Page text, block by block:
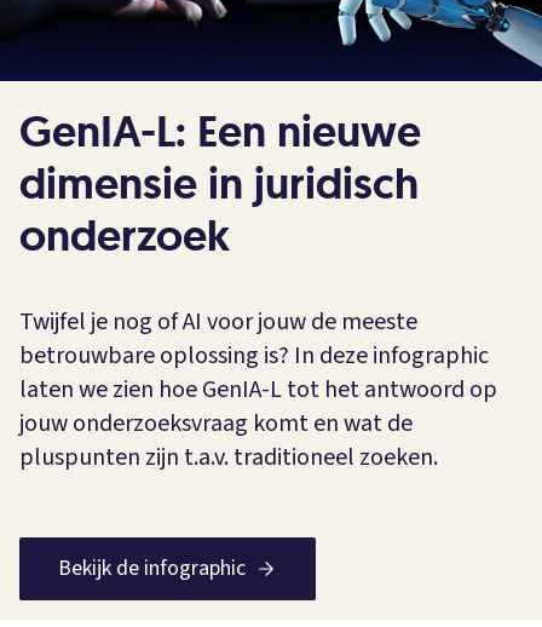
GenIA-L: Een nieuwe
dimensie in juridisch
onderzoek
Twijfel je nog of AI voor jouw de meeste
betrouwbare oplossing is? In deze infographic
laten we zien hoe GenIA-L tot het antwoord op
jouw onderzoeksvraag komt en wat de
pluspunten zijn t.a.v. traditioneel zoeken.
Bekijk de infographic